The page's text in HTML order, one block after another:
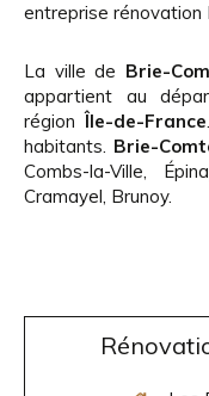
entreprise
La ville de Brie-
appartient au
régionÎle-de-France
habitants. Brie-
Combs-la-Ville,
Cramayel, Brunoy.